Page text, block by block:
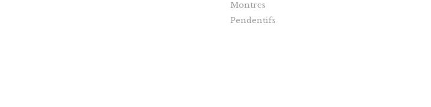
Montres
Pendentifs